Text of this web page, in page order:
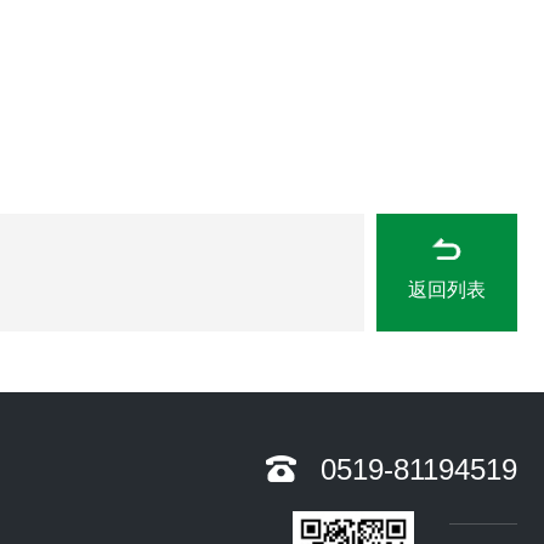
返回列表
0519-81194519